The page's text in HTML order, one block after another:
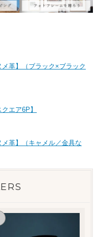
メ革】（ブラック×ブラック
エア6P】
メ革】（キャメル／金具な